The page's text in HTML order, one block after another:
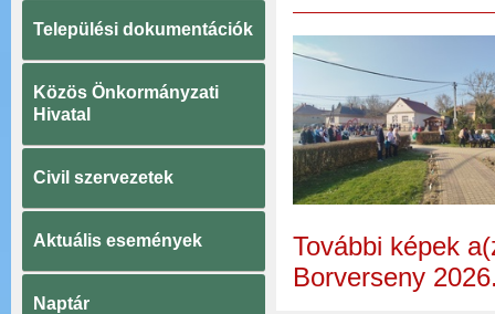
Települési dokumentációk
Közös Önkormányzati
Hivatal
Civil szervezetek
Aktuális események
Naptár
További képek
Borverseny